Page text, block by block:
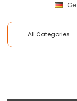
All Categories